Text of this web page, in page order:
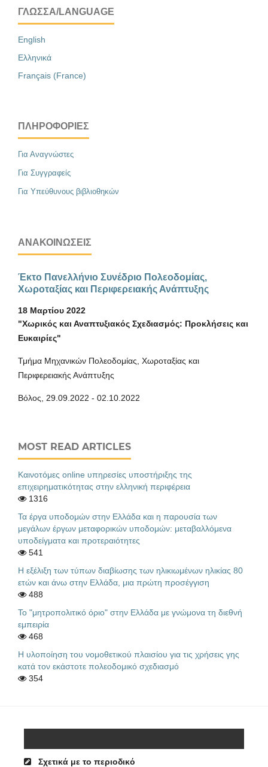
ΓΛΏΣΣΑ/LANGUAGE
English
Ελληνικά
Français (France)
ΠΛΗΡΟΦΟΡΊΕΣ
Για Αναγνώστες
Για Συγγραφείς
Για Υπεύθυνους βιβλιοθηκών
ΑΝΑΚΟΙΝΏΣΕΙΣ
Έκτο Πανελλήνιο Συνέδριο Πολεοδομίας,
Χωροταξίας και Περιφερειακής Ανάπτυξης
18 Μαρτίου 2022
"Χωρικός και Αναπτυξιακός Σχεδιασμός: Προκλήσεις και
Ευκαιρίες"
Τμήμα Μηχανικών Πολεοδομίας, Χωροταξίας και
Περιφερειακής Ανάπτυξης
Βόλος, 29.09.2022 - 02.10.2022
MOST READ ARTICLES
Καινοτόμες online υπηρεσίες υποστήριξης της
επιχειρηματικότητας στην ελληνική περιφέρεια
1316
Τα έργα υποδομών στην Ελλάδα και η παρουσία των
μεγάλων έργων μεταφορικών υποδομών: μεταβαλλόμενα
υποδείγματα και προτεραιότητες
541
Η εξέλιξη των τύπων διαβίωσης των ηλικιωμένων ηλικίας 80
ετών και άνω στην Ελλάδα, μια πρώτη προσέγγιση
488
Το "μητροπολιτικό όριο" στην Ελλάδα με γνώμονα τη διεθνή
εμπειρία
468
Η υλοποίηση του νομοθετικού πλαισίου για τις χρήσεις γης
κατά τον εκάστοτε πολεοδομικό σχεδιασμό
354
Σχετικά με το περιοδικό